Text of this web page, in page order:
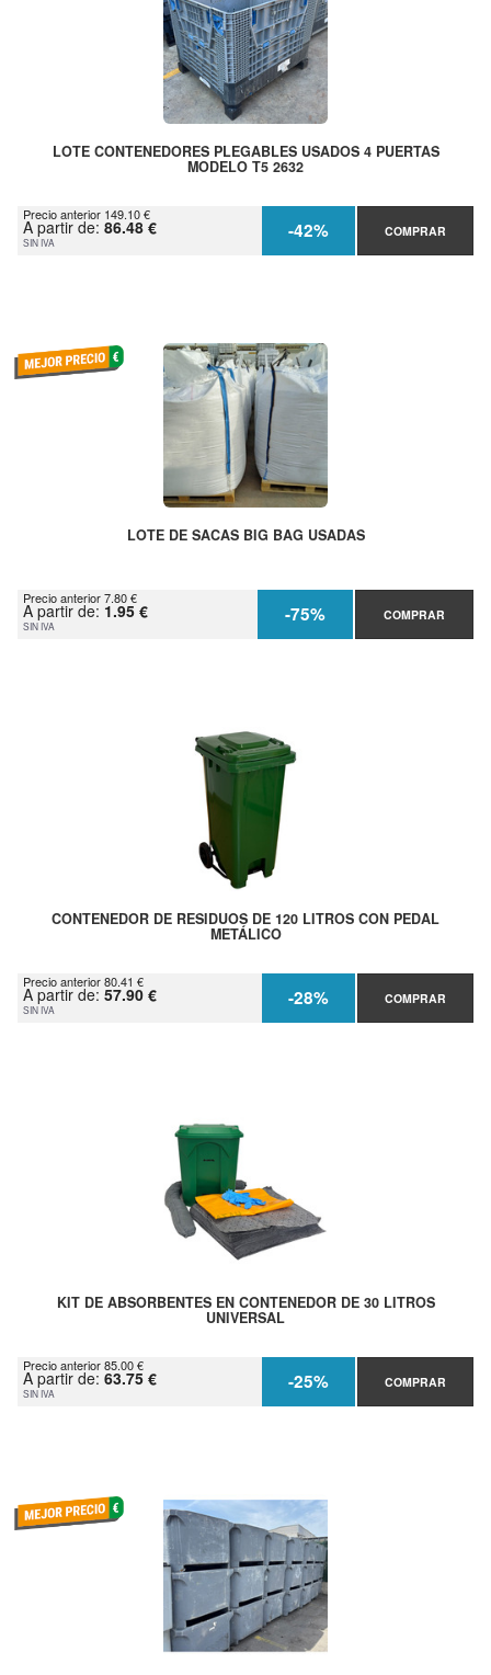
LOTE CONTENEDORES PLEGABLES USADOS 4 PUERTAS
MODELO T5 2632
Precio anterior 149.10 €
A partir de: 86.48 €
SIN IVA -42% COMPRAR
LOTE DE SACAS BIG BAG USADAS
Precio anterior 7.80 €
A partir de: 1.95 €
SIN IVA -75% COMPRAR
CONTENEDOR DE RESIDUOS DE 120 LITROS CON PEDAL
METÁLICO
Precio anterior 80.41 €
A partir de: 57.90 €
SIN IVA -28% COMPRAR
KIT DE ABSORBENTES EN CONTENEDOR DE 30 LITROS
UNIVERSAL
Precio anterior 85.00 €
A partir de: 63.75 €
SIN IVA -25% COMPRAR